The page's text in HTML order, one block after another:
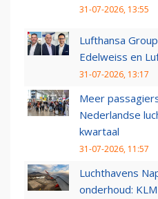
31-07-2026, 13:55
Lufthansa
Edelweiss en
31-07-2026, 13:17
Meer
Nederlandse
kwartaal
31-07-2026, 11:57
Luchthavens
onderhoud: